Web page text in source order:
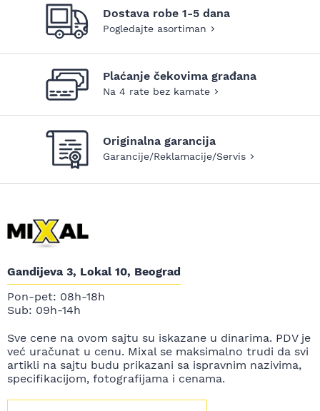
Dostava robe 1-5 dana
Pogledajte asortiman
Plaćanje čekovima građana
Na 4 rate bez kamate
Originalna garancija
Garancije/Reklamacije/Servis
Gandijeva 3, Lokal 10, Beograd
Pon-pet: 08h-18h
Sub: 09h-14h
Sve cene na ovom sajtu su iskazane u dinarima. PDV je
već uračunat u cenu. Mixal se maksimalno trudi da svi
artikli na sajtu budu prikazani sa ispravnim nazivima,
specifikacijom, fotografijama i cenama.